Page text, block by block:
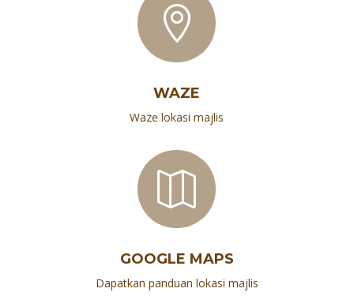

WAZE
Waze lokasi majlis

GOOGLE MAPS
Dapatkan panduan lokasi majlis